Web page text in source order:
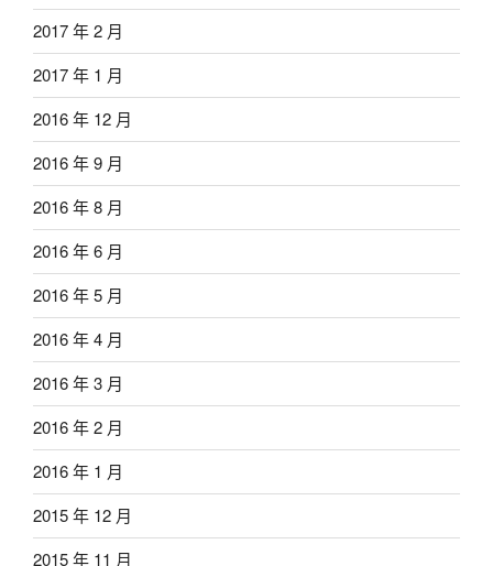
2017 年 2 月
2017 年 1 月
2016 年 12 月
2016 年 9 月
2016 年 8 月
2016 年 6 月
2016 年 5 月
2016 年 4 月
2016 年 3 月
2016 年 2 月
2016 年 1 月
2015 年 12 月
2015 年 11 月